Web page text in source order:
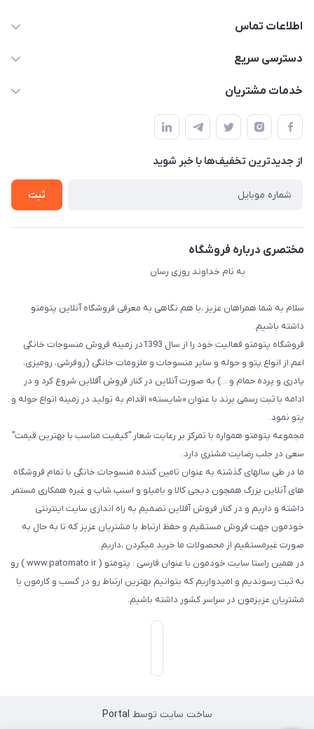
اطلاعات تماس
09034287359
دسترسی سریع
حساب کاربری
لیست محصولات
درباره ما
خدمات مشتریان
قوانین و مقررات
حریم خصوصی
راهنما
از جدید‌ترین تخفیف‌ها با‌ خبر شوید
ثبت
مختصری درباره فروشگاه
به نام خداوند روزی رسان
سلام به شما همراهان عزیز ،با هم نگاهی به معرفی فروشگاه آنلاین پتومتو
داشته باشیم.
فروشگاه پتومتو فعالیت خود را از سال 1393در زمینه فروش منسوجات خانگی
اعم از انواع پتو و حوله و سایر منسوجات و ملزومات خانگی (روفرشی، رومیزی،
پادری و پرده حمام و ...) به صورت آنلاین در کنار فروش آفلاین شروع کرد و در
ادامه با ثبت رسمی برند با عنوان «شایسته» اقدام به تولید در زمینه انواع حوله و
پتو نمود.
مجموعه پتومتو همواره با تمرکز بر رعایت شعار "کیفیت مناسب با بهترین قیمت"
سعی در جلب رضایت مشتری دارد.
ما در طی سالهای گذشته به عنوان تامین کننده منسوجات خانگی با تمام فروشگاه
های آنلاین بزرگ همچون دیجی کالا و بامیلو و اسنپ شاپ و غیره همکاری مستمر
داشته و داریم و در کنار فروش آفلاین تصمیم به راه اندازی سایت اینترنتی
خودمون جهت فروش مستقیم و حفظ ارتباط با مشتریان عزیز که تا به حال به
صورت غیرمستقیم از محصولات ما خرید میکردن ،داریم.
در همین راستا سایت خودمون با عنوان فارسی : پتومتو ( www.patomato.ir ) رو
به ثبت رسوندیم و امیدواریم که بتوانیم بهترین ارتباط رو در کسب و کارمون با
مشتریان عزیزمون در سراسر کشور داشته باشیم.
ساخت سایت توسط Portal